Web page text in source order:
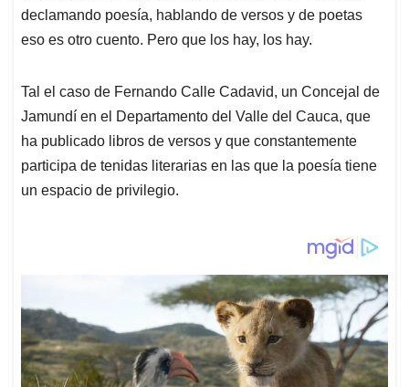
declamando poesía, hablando de versos y de poetas
eso es otro cuento. Pero que los hay, los hay.
Tal el caso de Fernando Calle Cadavid, un Concejal de
Jamundí en el Departamento del Valle del Cauca, que
ha publicado libros de versos y que constantemente
participa de tenidas literarias en las que la poesía tiene
un espacio de privilegio.